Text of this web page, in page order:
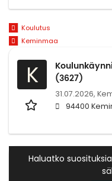
Koulutus
Keminmaa
K
(3627)
31.07.2026,
94400
Haluatko